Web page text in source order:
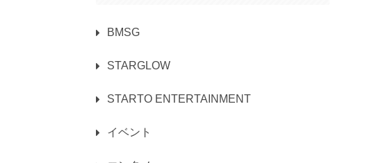
BMSG
STARGLOW
STARTO ENTERTAINMENT
イベント